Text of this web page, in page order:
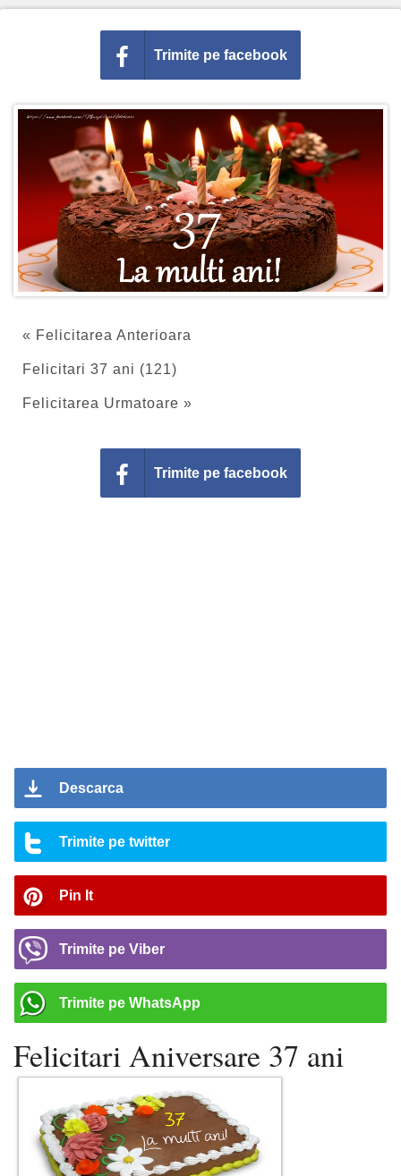
Trimite pe facebook
« Felicitarea Anterioara
Felicitari 37 ani (121)
Felicitarea Urmatoare »
Trimite pe facebook
Descarca
Trimite pe twitter
Pin It
Trimite pe Viber
Trimite pe WhatsApp
Felicitari Aniversare 37 ani